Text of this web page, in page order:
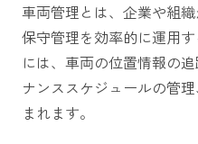
車両管理とは、企業や組
保守管理を効率的に運用
には、車両の位置情報の
ナンススケジュールの管
まれます。